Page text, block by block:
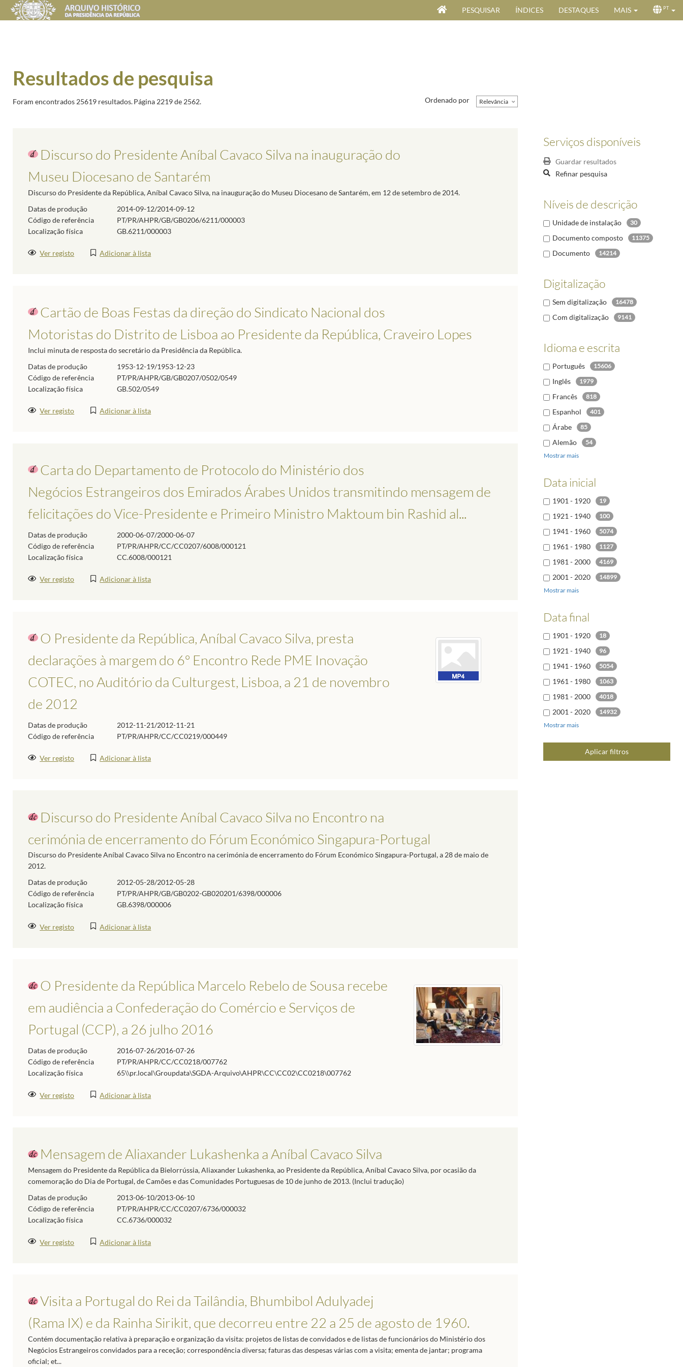
PESQUISAR ÍNDICES DESTAQUES MAIS PT
Resultados de pesquisa
Serviços disponíveis
Guardar resultados
Refinar pesquisa
Níveis de descrição
Unidade de instalação 30
Documento composto 11375
Documento 14214
Digitalização
Sem digitalização 16478
Com digitalização 9141
Idioma e escrita
Português 15606
Inglês 1979
Francês 818
Espanhol 401
Árabe 85
Alemão 54
Italiano
Chinês 19
Polaco 18
Mostrar mais
Data inicial
1901 - 1920 19
1921 - 1940 100
1941 - 1960 5074
1961 - 1980 1127
1981 - 2000 4169
2001 - 2020 14899
2021 - 2040
Mostrar mais
Data final
1901 - 1920 18
1921 - 1940 96
1941 - 1960 5054
1961 - 1980 1063
1981 - 2000 4018
2001 - 2020 14932
2021 - 2040
Mostrar mais
Aplicar filtros
Foram encontrados 25619 resultados.Página 2219 de 2562. Ordenado por Relevância
Discurso do Presidente Aníbal Cavaco Silva na inauguração do
Museu Diocesano de Santarém
Discurso do Presidente da República, Aníbal Cavaco Silva, na inauguração do Museu Diocesano de Santarém, em 12 de setembro de 2014.
Datas de produção
2014-09-12/2014-09-12
Código de referência
PT/PR/AHPR/GB/GB0206/6211/000003
Localização física
GB.6211/000003
Ver registo Adicionar à lista
Cartão de Boas Festas da direção do Sindicato Nacional dos
Motoristas do Distrito de Lisboa ao Presidente da República, Craveiro Lopes
Inclui minuta de resposta do secretário da Presidência da República.
Datas de produção
1953-12-19/1953-12-23
Código de referência
PT/PR/AHPR/GB/GB0207/0502/0549
Localização física
GB.502/0549
Ver registo Adicionar à lista
Carta do Departamento de Protocolo do Ministério dos
Negócios Estrangeiros dos Emirados Árabes Unidos transmitindo mensagem de
felicitações do Vice-Presidente e Primeiro Ministro Maktoum bin Rashid al...
Datas de produção
2000-06-07/2000-06-07
Código de referência
PT/PR/AHPR/CC/CC0207/6008/000121
Localização física
CC.6008/000121
Ver registo Adicionar à lista
O Presidente da República, Aníbal Cavaco Silva, presta
declarações à margem do 6º Encontro Rede PME Inovação
COTEC, no Auditório da Culturgest, Lisboa, a 21 de novembro
de 2012
Datas de produção
2012-11-21/2012-11-21
Código de referência
PT/PR/AHPR/CC/CC0219/000449
Ver registo Adicionar à lista
Discurso do Presidente Aníbal Cavaco Silva no Encontro na
cerimónia de encerramento do Fórum Económico Singapura-Portugal
Discurso do Presidente Aníbal Cavaco Silva no Encontro na cerimónia de encerramento do Fórum Económico Singapura-Portugal, a 28 de maio de
2012.
Datas de produção
2012-05-28/2012-05-28
Código de referência
PT/PR/AHPR/GB/GB0202-GB020201/6398/000006
Localização física
GB.6398/000006
Ver registo Adicionar à lista
O Presidente da República Marcelo Rebelo de Sousa recebe
em audiência a Confederação do Comércio e Serviços de
Portugal (CCP), a 26 julho 2016
Datas de produção
2016-07-26/2016-07-26
Código de referência
PT/PR/AHPR/CC/CC0218/007762
Localização física
65\\pr.local\Groupdata\SGDA-Arquivo\AHPR\CC\CC02\CC0218\007762
Ver registo Adicionar à lista
Mensagem de Aliaxander Lukashenka a Aníbal Cavaco Silva
Mensagem do Presidente da República da Bielorrússia, Aliaxander Lukashenka, ao Presidente da República, Aníbal Cavaco Silva, por ocasião da
comemoração do Dia de Portugal, de Camões e das Comunidades Portuguesas de 10 de junho de 2013. (Inclui tradução)
Datas de produção
2013-06-10/2013-06-10
Código de referência
PT/PR/AHPR/CC/CC0207/6736/000032
Localização física
CC.6736/000032
Ver registo Adicionar à lista
Visita a Portugal do Rei da Tailândia, Bhumbibol Adulyadej
(Rama IX) e da Rainha Sirikit, que decorreu entre 22 a 25 de agosto de 1960.
Contém documentação relativa à preparação e organização da visita: projetos de listas de convidados e de listas de funcionários do Ministério dos
Negócios Estrangeiros convidados para a receção; correspondência diversa; faturas das despesas várias com a visita; ementa de jantar; programa
oficial; et...